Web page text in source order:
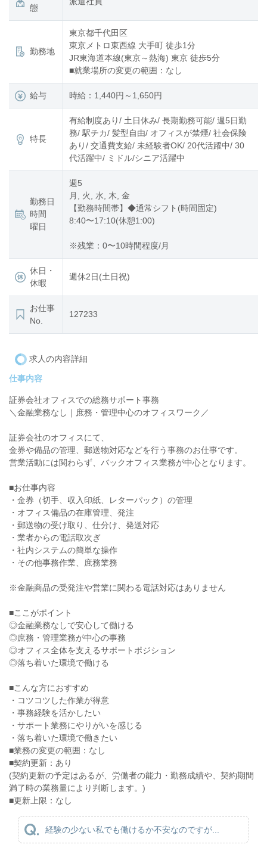
態
勤務地
東京都千代田区
東京メトロ東西線 大手町 徒歩1分
JR東海道本線(東京～熱海) 東京 徒歩5分
■就業場所の変更の範囲：なし
給与 時給：1,440円～1,650円
特長
有給制度あり/ 土日休み/ 長期勤務可能/ 週5日勤
務/ 駅チカ/ 髪型自由/ オフィスが禁煙/ 社会保険
あり/ 交通費支給/ 未経験者OK/ 20代活躍中/ 30
代活躍中/ ミドル/シニア活躍中
勤務日
時間
曜日
週5
月, 火, 水, 木, 金
【勤務時間帯】◆通常シフト(時間固定)
8:40〜17:10(休憩1:00)
※残業：0〜10時間程度/月
休日・
休暇
週休2日(土日祝)
お仕事
No.
127233
求人の内容詳細
仕事内容
証券会社オフィスでの総務サポート事務
＼金融業務なし｜庶務・管理中心のオフィスワーク／
証券会社のオフィスにて、
金券や備品の管理、郵送物対応などを行う事務のお仕事です。
営業活動には関わらず、バックオフィス業務が中心となります。
■お仕事内容
・金券（切手、収入印紙、レターパック）の管理
・オフィス備品の在庫管理、発注
・郵送物の受け取り、仕分け、発送対応
・業者からの電話取次ぎ
・社内システムの簡単な操作
・その他事務作業、庶務業務
※金融商品の受発注や営業に関わる電話対応はありません
■ここがポイント
◎金融業務なしで安心して働ける
◎庶務・管理業務が中心の事務
◎オフィス全体を支えるサポートポジション
◎落ち着いた環境で働ける
■こんな方におすすめ
・コツコツした作業が得意
・事務経験を活かしたい
・サポート業務にやりがいを感じる
・落ち着いた環境で働きたい
■業務の変更の範囲：なし
■契約更新：あり
(契約更新の予定はあるが、労働者の能力・勤務成績や、契約期間
満了時の業務量により判断します。)
■更新上限：なし
経験の少ない私でも働けるか不安なのですが...